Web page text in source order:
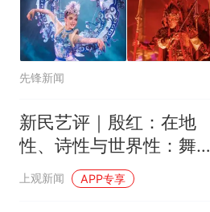
先锋新闻
新民艺评｜殷红：在地
性、诗性与世界性：舞剧
《寻找木卡姆》的价值建
上观新闻 APP专享